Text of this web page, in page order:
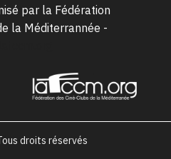
par la Fédération
la Méditerrannée -
droits réservés